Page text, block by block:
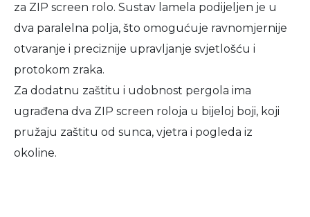
za ZIP screen rolo. Sustav lamela podijeljen je u
dva paralelna polja, što omogućuje ravnomjernije
otvaranje i preciznije upravljanje svjetlošću i
protokom zraka.
Za dodatnu zaštitu i udobnost pergola ima
ugrađena dva ZIP screen roloja u bijeloj boji, koji
pružaju zaštitu od sunca, vjetra i pogleda iz
okoline.